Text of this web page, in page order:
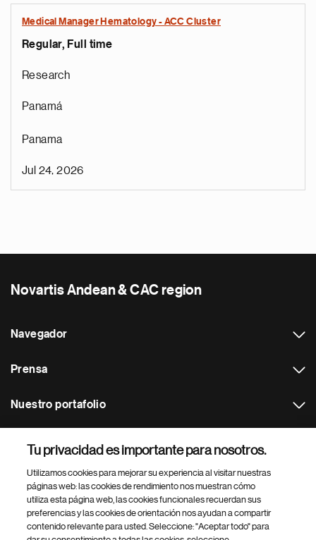
Medical Manager Hematology - ACC Cluster
Regular, Full time
Research
Panamá
Panama
Jul 24, 2026
Novartis Andean & CAC region
Navegador
Prensa
Nuestro portafolio
Footer Site Search
Tu privacidad es importante para nosotros.
Utilizamos cookies para mejorar su experiencia al visitar nuestras
páginas web: las cookies de rendimiento nos muestran cómo
utiliza esta página web, las cookies funcionales recuerdan sus
preferencias y las cookies de orientación nos ayudan a compartir
contenido relevante para usted. Seleccione: "Aceptar todo" para